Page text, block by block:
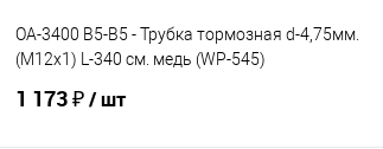
OA-3400 B5-B5 - Трубка тормозная d-4,75мм.
(М12х1) L-340 см. медь (WP-545)
1 173 ₽/ шт